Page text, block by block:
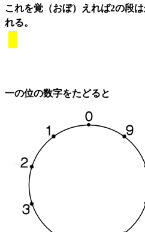
これを覚（おぼ）えれば2の段
れる。
一の位の数字をたどると